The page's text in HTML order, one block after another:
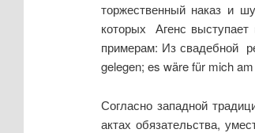
торжественный наказ и
которых Агенс
примерам: Из свадебной
gelegen; es wäre für mich
Согласно западной
актах обязательства,